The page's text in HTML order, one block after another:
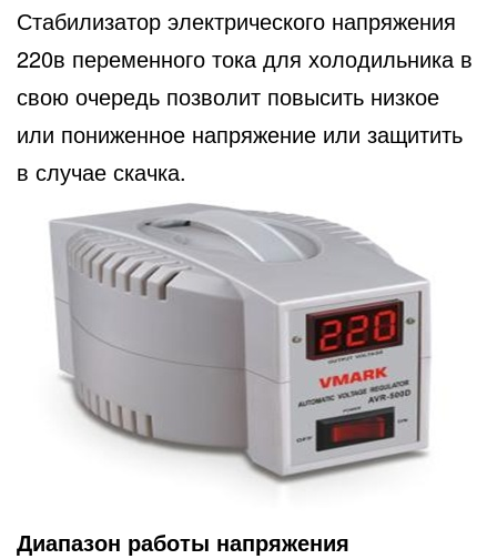
Стабилизатор электрического напряжения
220в переменного тока для холодильника в
свою очередь позволит повысить низкое
или пониженное напряжение или защитить
в случае скачка.
Диапазон работы напряжения